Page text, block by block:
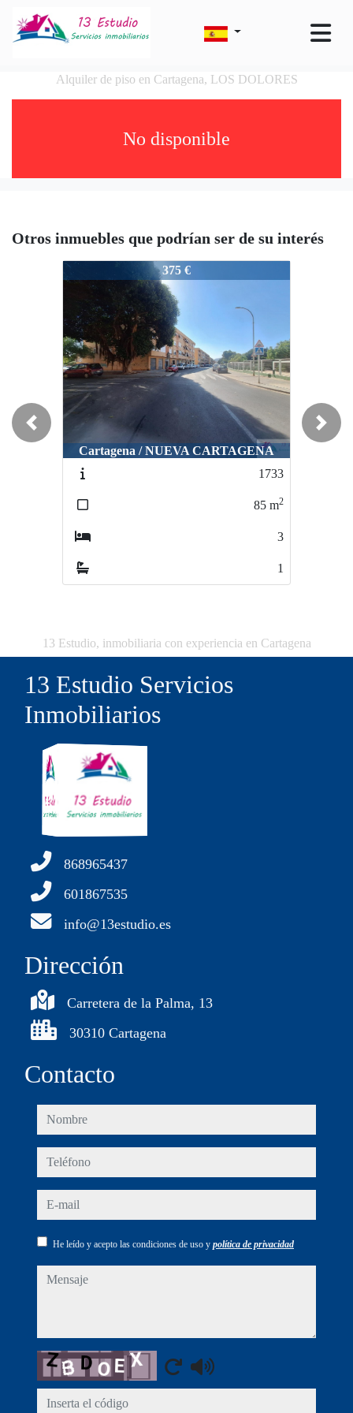
Alquiler de piso en Cartagena, LOS DOLORES
No disponible
Otros inmuebles que podrían ser de su interés
1712
375 €
Cartagena / NUEVA CARTAGENA
1733
85 m2
3
1
Previous Next
13 Estudio, inmobiliaria con experiencia en Cartagena
13 Estudio Servicios
Inmobiliarios
868965437
601867535
info@13estudio.es
Dirección
Carretera de la Palma, 13
30310 Cartagena
Contacto
nombre
teléfono
e-mail
He leído y acepto las condiciones de uso y política de privacidad
mensaje
Captcha